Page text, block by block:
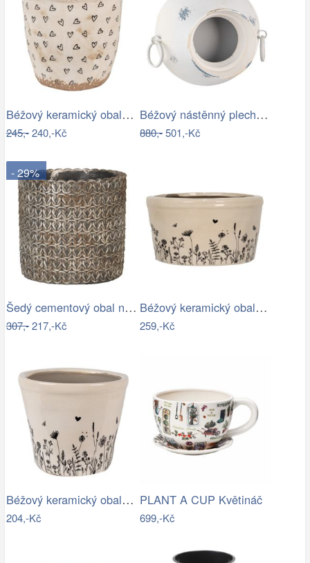
Béžový keramický obal na květináč se…
245,-240,-Kč
Béžový nástěnný plechový květináč Fun…
880,-501,-Kč
- 29%
Šedý cementový obal na květináč s…
307,-217,-Kč
Béžový keramický obal na květináč s…
259,-Kč
Béžový keramický obal na květináč s…
204,-Kč
PLANT A CUP Květináč
699,-Kč